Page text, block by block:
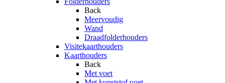
Back
Meervoudig
Wand
Draadfolderhouders
Visitekaarthouders
Kaarthouders
Back
Met voet